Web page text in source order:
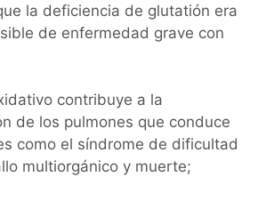
la deficiencia de glutatión era
de enfermedad grave con
contribuye a la
de los pulmones que conduce
como el síndrome de dificultad
multiorgánico y muerte;